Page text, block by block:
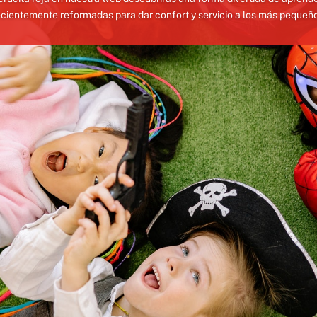
reformadas para dar confort y servicio a los más